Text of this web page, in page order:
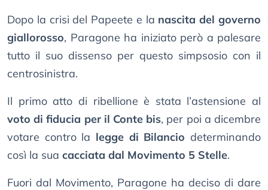
Dopo la crisi del Papeete e la nascita del governo
giallorosso, Paragone ha iniziato però a palesare
tutto il suo dissenso per questo simpsosio con il
centrosinistra.
Il primo atto di ribellione è stata l’astensione al
voto di fiducia per il Conte bis, per poi a dicembre
votare contro la legge di Bilancio determinando
così la sua cacciata dal Movimento 5 Stelle.
Fuori dal Movimento, Paragone ha deciso di dare